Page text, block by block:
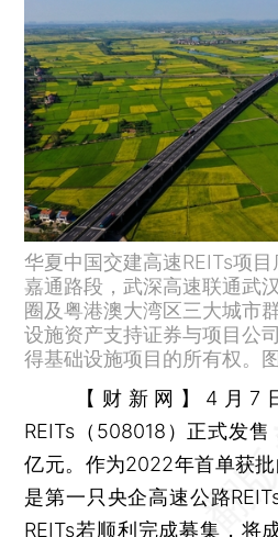
华夏中国交建高速REITs项
嘉通路段，武深高速联通武
圈及粤港澳大湾区三大城市
设施资产支持证券与项目公
得基础设施项目的所有权。
【财新网】 4月7
REITs（508018）正式发
亿元。作为2022年首单获
是第一只央企高速公路
REITs若顺利完成募集，将